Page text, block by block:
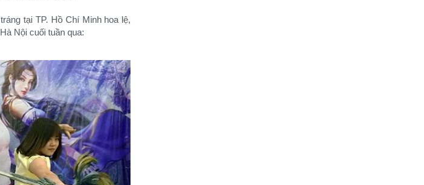
tại TP. Hồ Chí Minh hoa lệ,
Nội cuối tuần qua: